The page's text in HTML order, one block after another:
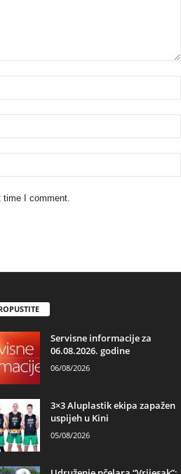
time I comment.
Servisne informacije za
06.08.2026. godine
06/08/2026
3×3 Aluplastik ekipa zapažen
uspijeh u Kini
05/08/2026